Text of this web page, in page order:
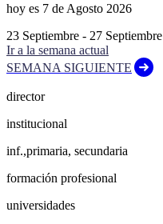
hoy es 7 de Agosto 2026
23 Septiembre - 27 Septiembre
Ir a la semana actual
SEMANA SIGUIENTE
director
institucional
inf.,primaria, secundaria
formación profesional
universidades